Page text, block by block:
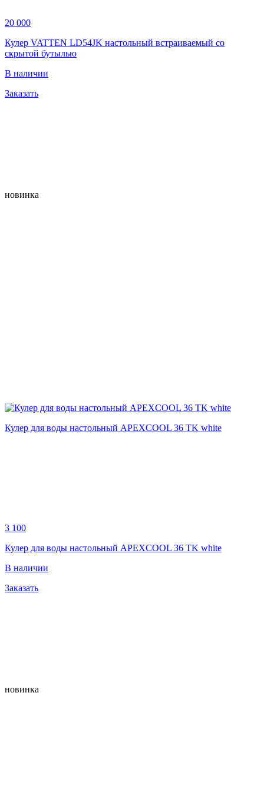
20 000
Кулер VATTEN LD54JK настольный встраиваемый со
скрытой бутылью
В наличии
Заказать
новинка
Кулер для воды настольный APEXCOOL 36 TK white
3 100
Кулер для воды настольный APEXCOOL 36 TK white
В наличии
Заказать
новинка